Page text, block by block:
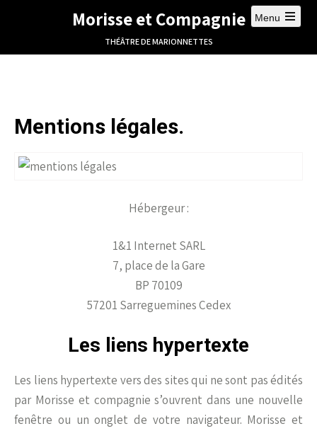
Morisse et Compagnie
THÉÂTRE DE MARIONNETTES
Menu
Mentions légales.
Hébergeur :
1&1 Internet SARL
7, place de la Gare
BP 70109
57201 Sarreguemines Cedex
Les liens hypertexte
Les liens hypertexte vers des sites qui ne sont pas édités
par Morisse et compagnie s’ouvrent dans une nouvelle
fenêtre ou un onglet de votre navigateur. Morisse et